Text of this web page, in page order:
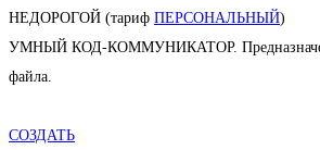
НЕДОРОГОЙ (тариф ПЕРСОНАЛЬНЫЙ)
УМНЫЙ КОД-КОММУНИКАТОР. Предназначен
файла.
СОЗДАТЬ